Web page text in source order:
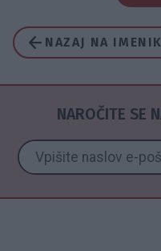
NAZAJ NA IMENIK
NAROČITE SE